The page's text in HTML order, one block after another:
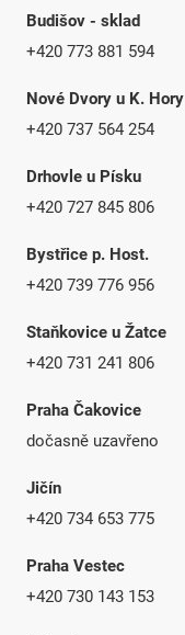
Budišov - sklad
+420 773 881 594
Nové Dvory u K. Hory
+420 737 564 254
Drhovle u Písku
+420 727 845 806
Bystřice p. Host.
+420 739 776 956
Staňkovice u Žatce
+420 731 241 806
Praha Čakovice
dočasně uzavřeno
Jičín
+420 734 653 775
Praha Vestec
+420 730 143 153